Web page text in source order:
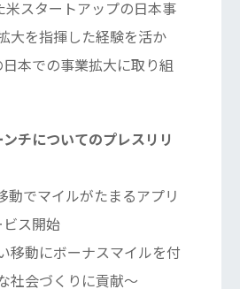
米スタートアップの日本事
大を指揮した経験を活か
本での事業拡大に取り組
ンチについてのプレスリリ
動でマイルがたまるアプリ
ビス開始
移動にボーナスマイルを付
社会づくりに貢献〜